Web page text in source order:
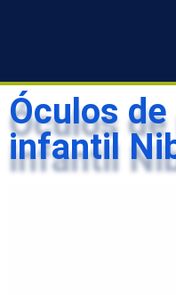
Óculos
infantil